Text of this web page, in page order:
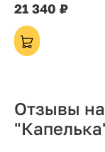
21 340 ₽
Отзывы